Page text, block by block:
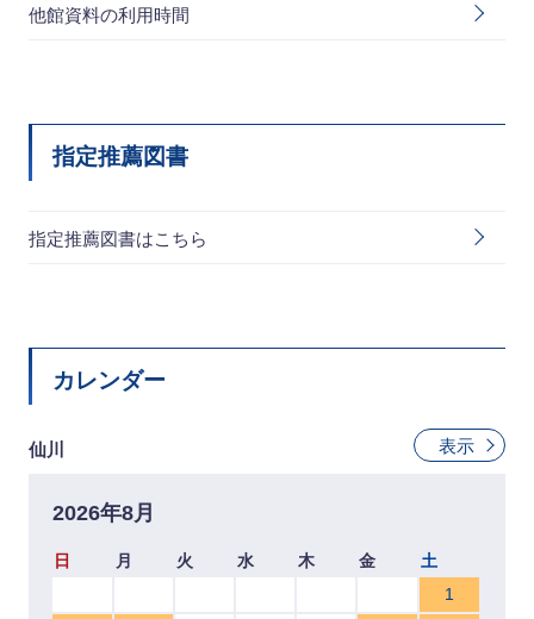
他館資料の利用時間
指定推薦図書
指定推薦図書はこちら
カレンダー
仙川 表示
2026年8月
日 月 火 水 木 金
土
1